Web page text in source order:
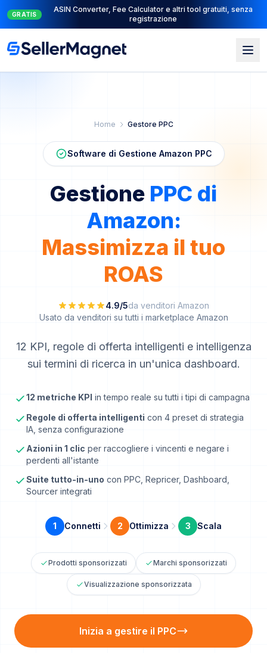
GRATIS
ASIN Converter, Fee Calculator e altri tool gratuiti, senza
registrazione
Home Gestore PPC
Software di Gestione Amazon PPC
Gestione PPC di
Amazon:
Massimizza il tuo
ROAS
4.9/5da venditori Amazon
Usato da venditori su tutti i marketplace Amazon
12 KPI, regole di offerta intelligenti e intelligenza
sui termini di ricerca in un'unica dashboard.
12 metriche KPI in tempo reale su tutti i tipi di campagna
Regole di offerta intelligenti con 4 preset di strategia
IA, senza configurazione
Azioni in 1 clic per raccogliere i vincenti e negare i
perdenti all'istante
Suite tutto-in-uno con PPC, Repricer, Dashboard,
Sourcer integrati
1 Connetti 2 Ottimizza 3 Scala
Prodotti sponsorizzati Marchi sponsorizzati
Visualizzazione sponsorizzata
Inizia a gestire il PPC